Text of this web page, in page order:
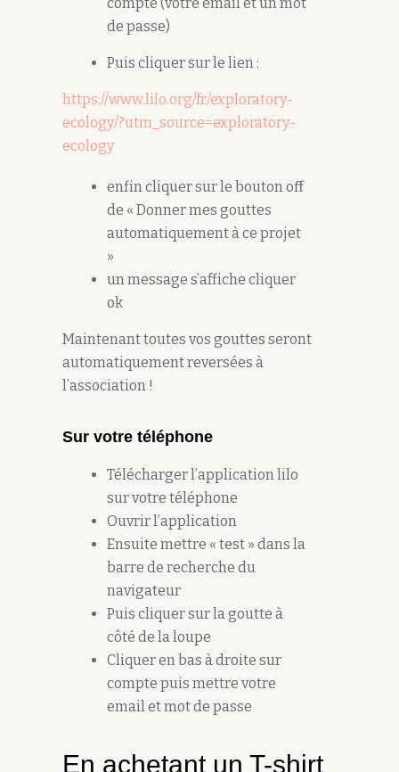
de passe)
Puis cliquer sur le lien :
https://www.lilo.org/fr/exploratory-
ecology/?utm_source=exploratory-
ecology
enfin cliquer sur le bouton off
de « Donner mes gouttes
automatiquement à ce projet
»
un message s’affiche cliquer
ok
Maintenant toutes vos gouttes seront
automatiquement reversées à
l’association !
Sur votre téléphone
Télécharger l’application lilo
sur votre téléphone
Ouvrir l’application
Ensuite mettre « test » dans la
barre de recherche du
navigateur
Puis cliquer sur la goutte à
côté de la loupe
Cliquer en bas à droite sur
compte puis mettre votre
email et mot de passe
En achetant un T-shirt